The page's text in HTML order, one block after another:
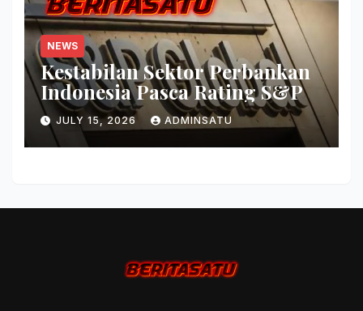
NEWS
Kestabilan Sektor Perbankan
Indonesia Pasca Rating S&P
JULY 15, 2026 ADMINSATU